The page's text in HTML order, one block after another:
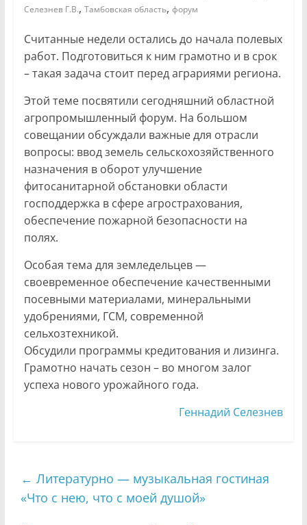
Селезнев Г.В., Тамбовская область, форум
Считанные недели остались до начала полевых
работ. Подготовиться к ним грамотно и в срок
– такая задача стоит перед аграриями региона.
Этой теме посвятили сегодняшний областной
агропромышленный форум. На большом
совещании обсуждали важные для отрасли
вопросы: ввод земель сельскохозяйственного
назначения в оборот улучшение
фитосанитарной обстановки области
господдержка в сфере агрострахования,
обеспечение пожарной безопасности на
полях.
Особая тема для земледельцев —
своевременное обеспечение качественными
посевными материалами, минеральными
удобрениями, ГСМ, современной
сельхозтехникой.
Обсудили программы кредитования и лизинга.
Грамотно начать сезон – во многом залог
успеха нового урожайного года.
Геннадий Селезнев
← Литературно — музыкальная гостиная
«Что с нею, что с моей душой»